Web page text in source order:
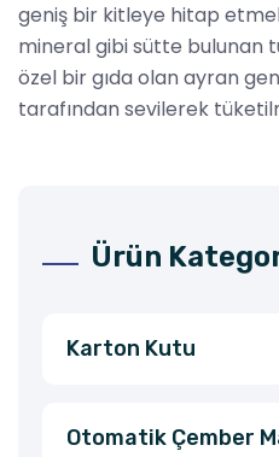
geniş bir kitleye hitap
mineral gibi sütte bulunan
özel bir gıda olan ayran
tarafından sevilerek
Ürün
Karton Kutu
Otomatik Çember